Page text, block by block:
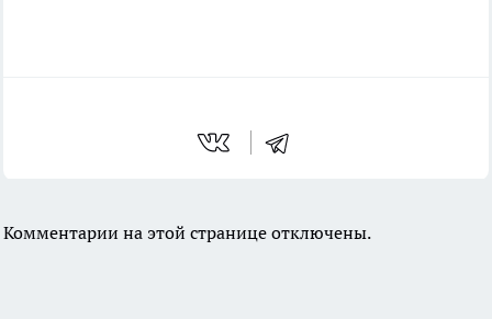
Комментарии на этой странице отключены.